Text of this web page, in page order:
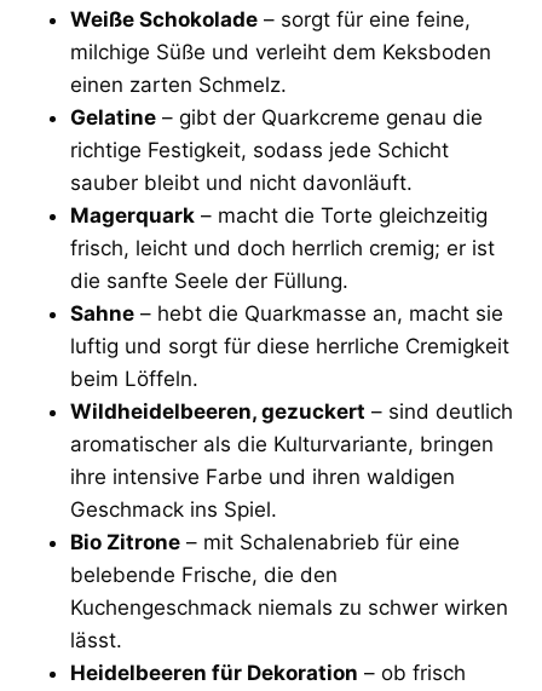
Weiße Schokolade – sorgt für eine feine,
milchige Süße und verleiht dem Keksboden
einen zarten Schmelz.
Gelatine – gibt der Quarkcreme genau die
richtige Festigkeit, sodass jede Schicht
sauber bleibt und nicht davonläuft.
Magerquark – macht die Torte gleichzeitig
frisch, leicht und doch herrlich cremig; er ist
die sanfte Seele der Füllung.
Sahne – hebt die Quarkmasse an, macht sie
luftig und sorgt für diese herrliche Cremigkeit
beim Löffeln.
Wildheidelbeeren, gezuckert – sind deutlich
aromatischer als die Kulturvariante, bringen
ihre intensive Farbe und ihren waldigen
Geschmack ins Spiel.
Bio Zitrone – mit Schalenabrieb für eine
belebende Frische, die den
Kuchengeschmack niemals zu schwer wirken
lässt.
Heidelbeeren für Dekoration – ob frisch